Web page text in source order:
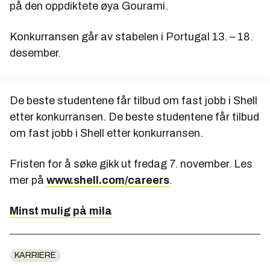
på den oppdiktete øya Gourami.
Konkurransen går av stabelen i Portugal 13. – 18.
desember.
De beste studentene får tilbud om fast jobb i Shell
etter konkurransen. De beste studentene får tilbud
om fast jobb i Shell etter konkurransen.
Fristen for å søke gikk ut fredag 7. november. Les
mer på www.shell.com/careers.
Minst mulig på mila
KARRIERE